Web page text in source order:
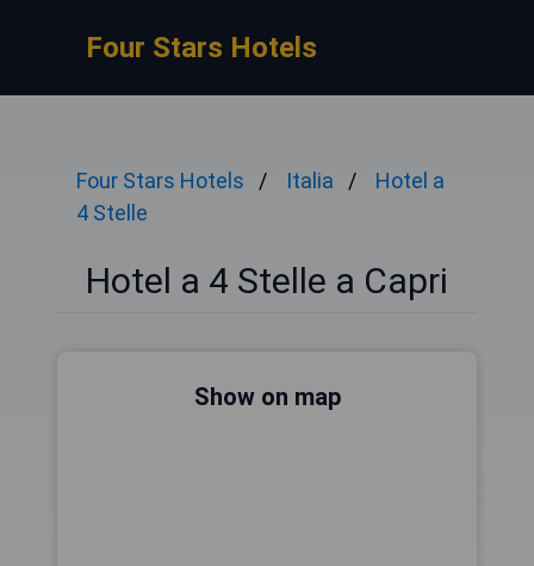
Four Stars Hotels
Four Stars Hotels Italia
Hotel a
4 Stelle
Hotel a 4 Stelle a Capri
Show on map